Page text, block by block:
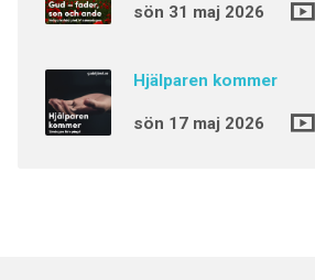
sön 31 maj 2026
Hjälparen kommer
sön 17 maj 2026